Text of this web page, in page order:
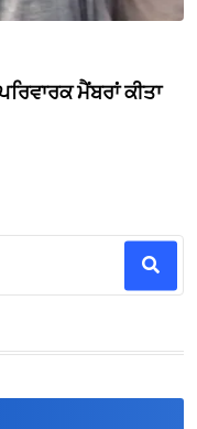
ਮੈਂਬਰਾਂ ਕੀਤਾ